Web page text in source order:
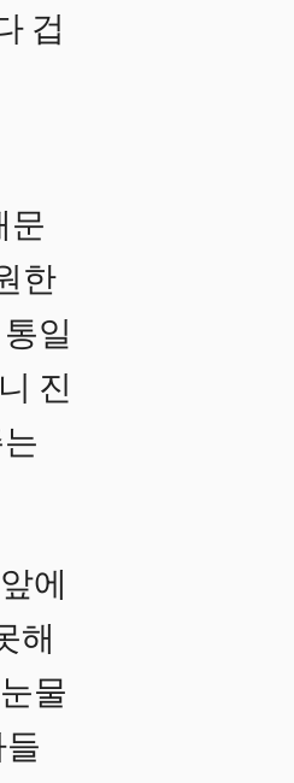
겁
문
한
일
진
에
해
물